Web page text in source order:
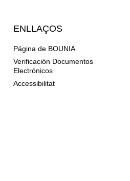
ENLLAÇOS
Página de BOUNIA
Verificación Documentos
Electrónicos
Accessibilitat